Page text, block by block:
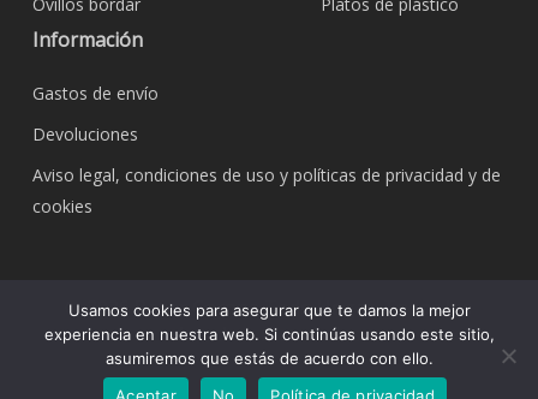
Información
Gastos de envío
Devoluciones
Aviso legal, condiciones de uso y políticas de privacidad y de
cookies
© 2026 Bazar Corona Todo Hogar. Todos los
derechos reservados.
Usamos cookies para asegurar que te damos la mejor
experiencia en nuestra web. Si continúas usando este sitio,
asumiremos que estás de acuerdo con ello.
Aceptar
No Política de privacidad